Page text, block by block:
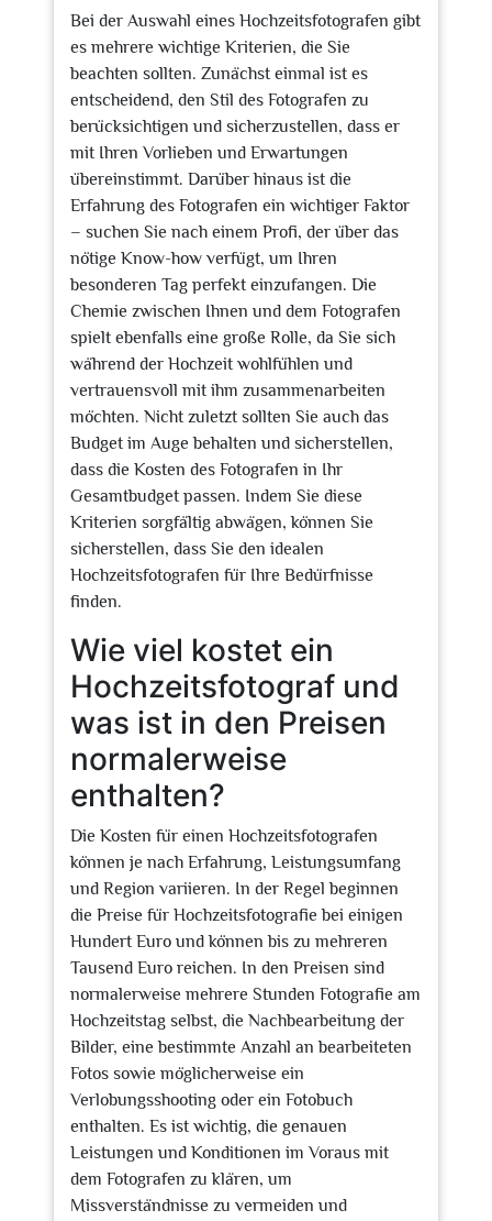
Bei der Auswahl eines Hochzeitsfotografen gibt
es mehrere wichtige Kriterien, die Sie
beachten sollten. Zunächst einmal ist es
entscheidend, den Stil des Fotografen zu
berücksichtigen und sicherzustellen, dass er
mit Ihren Vorlieben und Erwartungen
übereinstimmt. Darüber hinaus ist die
Erfahrung des Fotografen ein wichtiger Faktor
– suchen Sie nach einem Profi, der über das
nötige Know-how verfügt, um Ihren
besonderen Tag perfekt einzufangen. Die
Chemie zwischen Ihnen und dem Fotografen
spielt ebenfalls eine große Rolle, da Sie sich
während der Hochzeit wohlfühlen und
vertrauensvoll mit ihm zusammenarbeiten
möchten. Nicht zuletzt sollten Sie auch das
Budget im Auge behalten und sicherstellen,
dass die Kosten des Fotografen in Ihr
Gesamtbudget passen. Indem Sie diese
Kriterien sorgfältig abwägen, können Sie
sicherstellen, dass Sie den idealen
Hochzeitsfotografen für Ihre Bedürfnisse
finden.
Wie viel kostet ein
Hochzeitsfotograf und
was ist in den Preisen
normalerweise
enthalten?
Die Kosten für einen Hochzeitsfotografen
können je nach Erfahrung, Leistungsumfang
und Region variieren. In der Regel beginnen
die Preise für Hochzeitsfotografie bei einigen
Hundert Euro und können bis zu mehreren
Tausend Euro reichen. In den Preisen sind
normalerweise mehrere Stunden Fotografie am
Hochzeitstag selbst, die Nachbearbeitung der
Bilder, eine bestimmte Anzahl an bearbeiteten
Fotos sowie möglicherweise ein
Verlobungsshooting oder ein Fotobuch
enthalten. Es ist wichtig, die genauen
Leistungen und Konditionen im Voraus mit
dem Fotografen zu klären, um
Missverständnisse zu vermeiden und